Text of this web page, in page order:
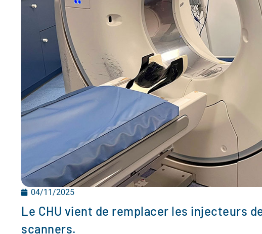
04/11/2025
Le CHU vient de remplacer les injecteurs
scanners.